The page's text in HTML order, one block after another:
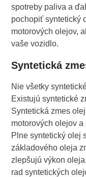
spotreby paliva a
pochopiť syntetický
motorových olejov,
vaše vozidlo.
Syntetická
Nie všetky
Existujú syntetické
Syntetická zmes
motorových olejov
Plne syntetický olej
základového oleja
zlepšujú výkon
rad syntetických